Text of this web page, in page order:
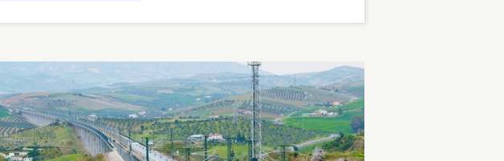
Lyntogforum Vestlandsbanen kronikken sin i Stavanger